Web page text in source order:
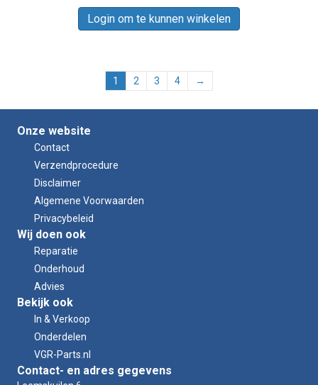
Login om te kunnen winkelen
1 2 3 4 →
Onze website
Contact
Verzendprocedure
Disclaimer
Algemene Voorwaarden
Privacybeleid
Wij doen ook
Reparatie
Onderhoud
Advies
Bekijk ook
In & Verkoop
Onderdelen
VGR-Parts.nl
Contact- en adres gegevens